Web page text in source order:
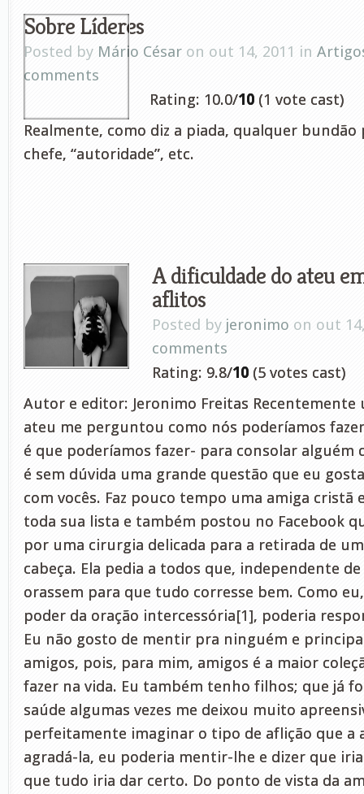
Sobre Líderes
Posted by Mário César on out 14, 2011 in
comments
Rating: 10.0/10 (1 vote cast)
Realmente, como diz a piada, qualquer
chefe, “autoridade”, etc.
A dificuldade do ateu
aflitos
Posted by jeronimo on out
comments
Rating: 9.8/10 (5 votes cast)
Autor e editor: Jeronimo Freitas
ateu me perguntou como nós poderíamos
é que poderíamos fazer- para consolar alguém
é sem dúvida uma grande questão que eu
com vocês. Faz pouco tempo uma amiga cristã
toda sua lista e também postou no Facebook
por uma cirurgia delicada para a retirada de
cabeça. Ela pedia a todos que, independente
orassem para que tudo corresse bem. Como
poder da oração intercessória[1], poderia
Eu não gosto de mentir pra ninguém e
amigos, pois, para mim, amigos é a maior
fazer na vida. Eu também tenho filhos; que já
saúde algumas vezes me deixou muito
perfeitamente imaginar o tipo de aflição que a
agradá-la, eu poderia mentir-lhe e dizer que
que tudo iria dar certo. Do ponto de vista da